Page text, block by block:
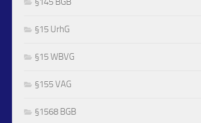
§15 UrhG
§15 WBVG
§155 VAG
§1568 BGB